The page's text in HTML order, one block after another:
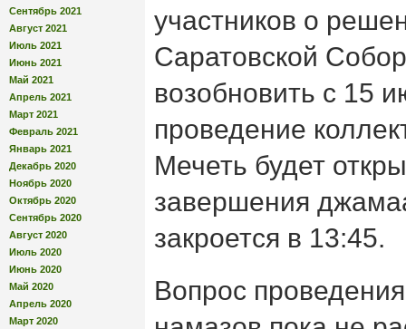
Сентябрь 2021
Август 2021
Июль 2021
Июнь 2021
Май 2021
Апрель 2021
Март 2021
Февраль 2021
Январь 2021
Декабрь 2020
Ноябрь 2020
Октябрь 2020
Сентябрь 2020
Август 2020
Июль 2020
Июнь 2020
Май 2020
Апрель 2020
Март 2020
участников о
Саратовской
возобновить с 15
проведение
Мечеть будет
завершения
закроется в 13:45.
Вопрос